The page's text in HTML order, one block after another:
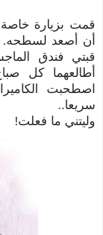
قمت بزيارة خاصة
أن أصعد لسطحه.
قبتي فندق
أطالعهما كل
اصطحبت
سريعا..
وليتني ما فعلت!